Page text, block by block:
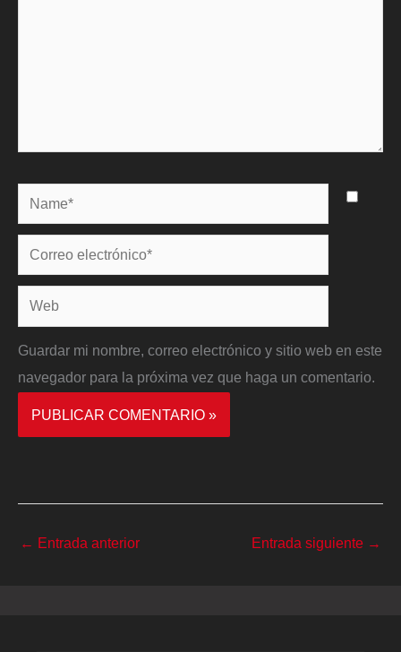
Name*
Correo
electrónico*
Web
Guardar mi nombre, correo electrónico y sitio web en este
navegador para la próxima vez que haga un comentario.
← Entrada anterior Entrada siguiente →